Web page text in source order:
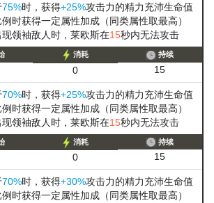
75%时，获得+25%攻击力的精力充沛生命值
时获得一定属性加成（同类属性取最高）
领袖敌人时，莱欧斯在15秒内无法攻击
消耗
0
持续
15
70%时，获得+25%攻击力的精力充沛生命值
时获得一定属性加成（同类属性取最高）
领袖敌人时，莱欧斯在15秒内无法攻击
消耗
0
持续
15
70%时，获得+30%攻击力的精力充沛生命值
时获得一定属性加成（同类属性取最高）